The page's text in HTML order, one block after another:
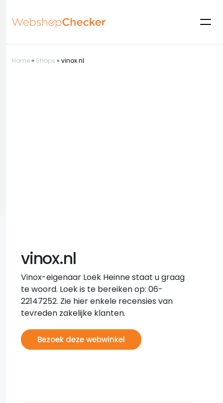
Home» Shops » vinox.nl
vinox.nl
Vinox-eigenaar Loek Heinne staat u graag
te woord. Loek is te bereiken op: 06-
22147252. Zie hier enkele recensies van
tevreden zakelijke klanten.
Bezoek deze webwinkel